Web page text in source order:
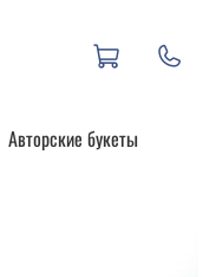
Авторские букеты